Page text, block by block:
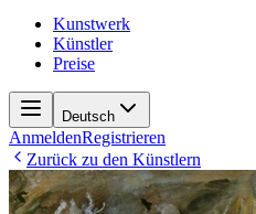
Kunstwerk
Künstler
Preise
Deutsch
AnmeldenRegistrieren
Zurück zu den Künstlern